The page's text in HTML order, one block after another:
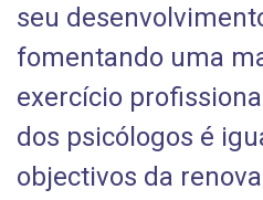
seu
fomentando uma
exercício
dos psicólogos é
objectivos da